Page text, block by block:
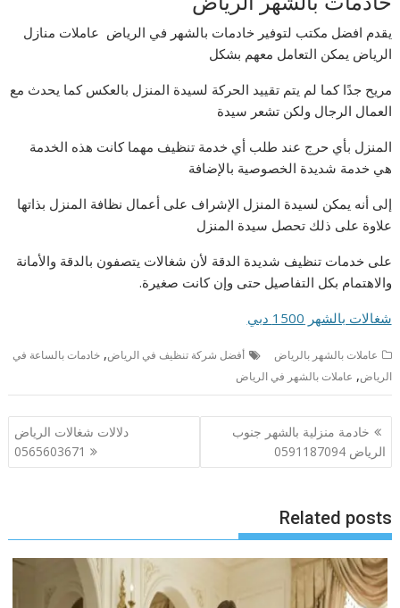
يقدم افضل مكتب لتوفير خادمات بالشهر في الرياض عاملات منازل
الرياض يمكن التعامل معهم بشكل
مريح جدًا كما لم يتم تقييد الحركة لسيدة المنزل بالعكس كما يحدث مع
العمال الرجال ولكن تشعر سيدة
المنزل بأي حرج عند طلب أي خدمة تنظيف مهما كانت هذه الخدمة
هي خدمة شديدة الخصوصية بالإضافة
إلى أنه يمكن لسيدة المنزل الإشراف على أعمال نظافة المنزل بذاتها
علاوة على ذلك تحصل سيدة المنزل
على خدمات تنظيف شديدة الدقة لأن شغالات يتصفون بالدقة والأمانة
والاهتمام بكل التفاصيل حتى وإن كانت صغيرة.
شغالات بالشهر 1500 دبي
عاملات بالشهر بالرياض أفضل شركة تنظيف في الرياض,خادمات بالساعة في
الرياض, عاملات بالشهر في الرياض
تصفّح
المقالات
خادمة منزلية بالشهر جنوب
الرياض 0591187094
دلالات شغالات الرياض
0565603671
Related posts